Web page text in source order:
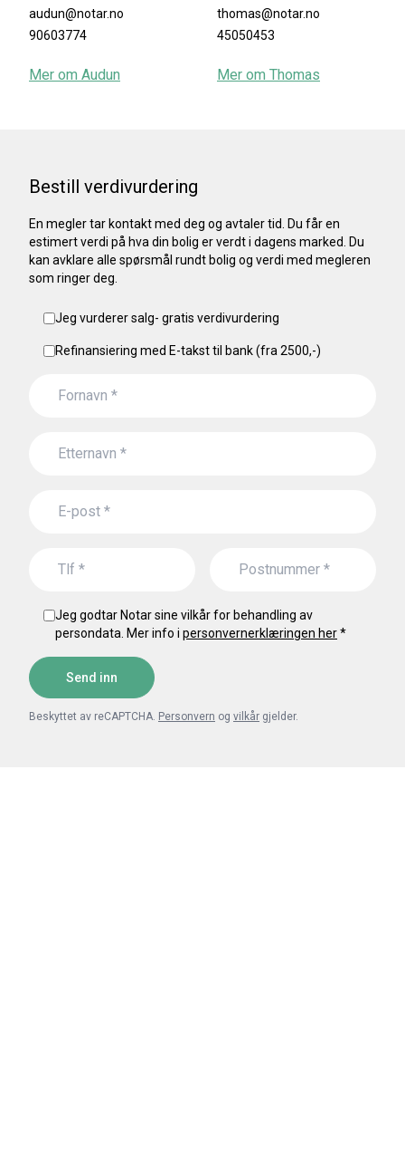
audun@notar.no
90603774
Mer om Audun
thomas@notar.no
45050453
Mer om Thomas
Bestill verdivurdering
En megler tar kontakt med deg og avtaler tid. Du får en
estimert verdi på hva din bolig er verdt i dagens marked. Du
kan avklare alle spørsmål rundt bolig og verdi med megleren
som ringer deg.
Jeg vurderer salg- gratis verdivurdering
Refinansiering med E-takst til bank (fra 2500,-)
Jeg godtar Notar sine vilkår for behandling av
persondata. Mer info i personvernerklæringen her*
Send inn
Beskyttet av reCAPTCHA. Personvern og vilkår gjelder.